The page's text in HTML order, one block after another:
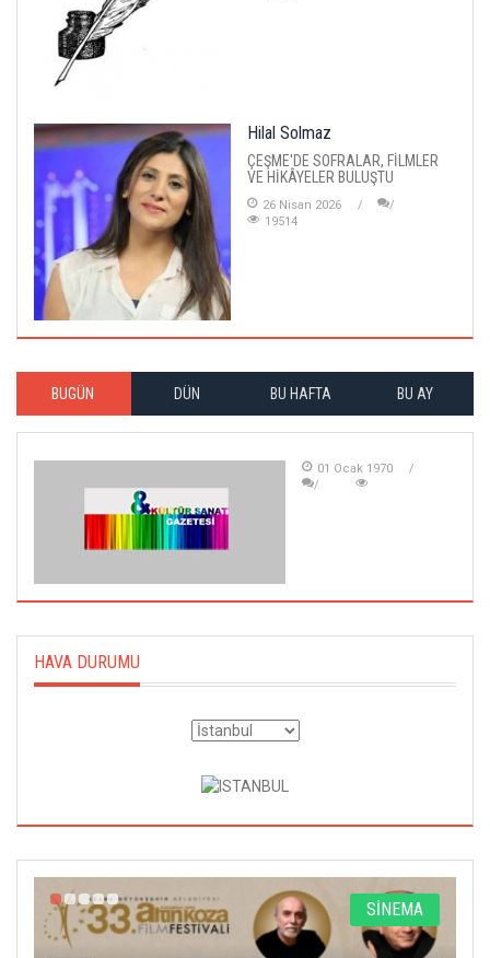
Hilal Solmaz
ÇEŞME'DE SOFRALAR, FİLMLER
VE HİKÂYELER BULUŞTU
26 Nisan 2026
19514
BUGÜN DÜN BU HAFTA BU AY
01 Ocak 1970
HAVA DURUMU
SİNEMA